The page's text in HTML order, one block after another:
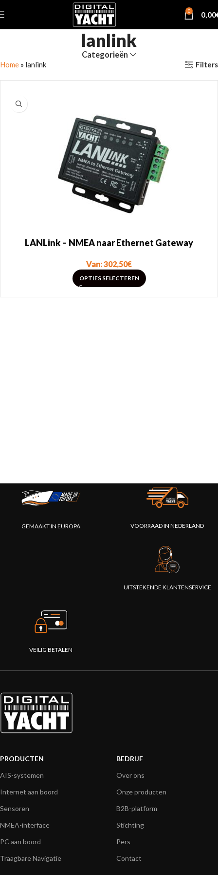
0 0,00
lanlink
Categorieën
Home » lanlink Filters
LANLink – NMEA naar Ethernet Gateway
Van:302,50€
OPTIES SELECTEREN
GEMAAKT IN EUROPA VOORRAAD IN NEDERLAND
UITSTEKENDE KLANTENSERVICE
VEILIG BETALEN
PRODUCTEN
AIS-systemen
Internet aan boord
Sensoren
NMEA-interface
PC aan boord
Traagbare Navigatie
BEDRIJF
Over ons
Onze producten
B2B-platform
Stichting
Pers
Contact